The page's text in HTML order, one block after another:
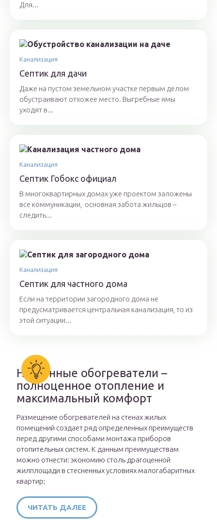
Для...
Канализация
Септик для дачи
Даже на пустом земельном участке первым делом
обустраивают отхожее место. Выгребные ямы
уходят в...
Канализация
Септик Гобокс официал
В многоквартирных домах уже проектом заложены
все коммуникации, основная забота жильцов –
следить...
Канализация
Септик для частного дома
Если на территории загородного дома не
предусматривается центральная канализация, то из
этой ситуации...
Настенные обогреватели –
полноценное отопление и
максимальный комфорт
Размещение обогревателей на стенах жилых
помещений создает ряд определенных преимуществ
перед другими способами монтажа приборов
отопительных систем. К данным преимуществам
можно отнести: экономию столь драгоценной
жилплощади в стесненных условиях малогабаритных
квартир;
ЧИТАТЬ ДАЛЕЕ